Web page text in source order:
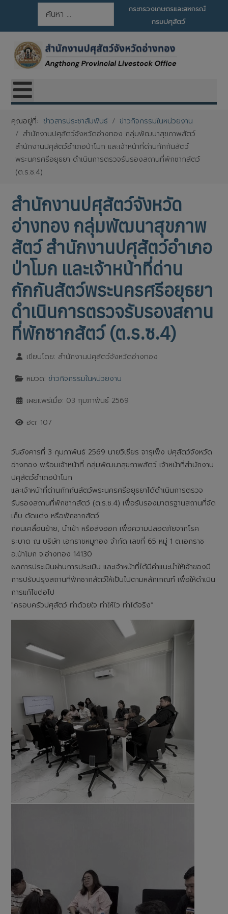
การค้นหา
กระทรวงเกษตรและสหกรณ์
กรมปศุสัตว์
คุณอยู่ที่: ข่าวสารประชาสัมพันธ์
ข่าวกิจกรรมในหน่วยงาน
สำนักงานปศุสัตว์จังหวัดอ่างทอง กลุ่มพัฒนาสุขภาพสัตว์
สำนักงานปศุสัตว์อำเภอป่าโมก และเจ้าหน้าที่ด่านกักกันสัตว์
พระนครศรีอยุธยา ดำเนินการตรวจรับรองสถานที่พักซากสัตว์
(ต.ร.ซ.4)
สำนักงานปศุสัตว์จังหวัด
อ่างทอง กลุ่มพัฒนาสุขภาพ
สัตว์ สำนักงานปศุสัตว์อำเภอ
ป่าโมก และเจ้าหน้าที่ด่าน
กักกันสัตว์พระนครศรีอยุธยา
ดำเนินการตรวจรับรองสถาน
ที่พักซากสัตว์ (ต.ร.ซ.4)
เขียนโดย: สำนักงานปศุสัตว์จังหวัดอ่างทอง
หมวด: ข่าวกิจกรรมในหน่วยงาน
เผยแพร่เมื่อ: 03 กุมภาพันธ์ 2569
ฮิต: 107
วันอังคารที่ 3 กุมภาพันธ์ 2569 นายวิเชียร จารุเพ็ง ปศุสัตว์จังหวัด
อ่างทอง พร้อมเจ้าหน้าที่ กลุ่มพัฒนาสุขภาพสัตว์ เจ้าหน้าที่สำนักงาน
ปศุสัตว์อำเภอป่าโมก
และเจ้าหน้าที่ด่านกักกันสัตว์พระนครศรีอยุธยาได้ดำเนินการตรวจ
รับรองสถานที่พักซากสัตว์ (ต.ร.ซ.4) เพื่อรับรองมาตรฐานสถานที่จัด
เก็บ ตัดแต่ง หรือพักซากสัตว์
ก่อนเคลื่อนย้าย, นำเข้า หรือส่งออก เพื่อความปลอดภัยจากโรค
ระบาด ณ บริษัท เอกราชหมูทอง จำกัด เลขที่ 65 หมู่ 1 ต.เอกราช
อ.ป่าโมก จ.อ่างทอง 14130
ผลการประเมินผ่านการประเมิน และเจ้าหน้าที่ได้มีคำแนะนำให้เจ้าของมี
การปรับปรุงสถานที่พักซากสัตว์ให้เป็นไปตามหลักเกณฑ์ เพื่อให้ดำเนิน
การแก้ไขต่อไป
"ครอบครัวปศุสัตว์ ทำด้วยใจ ทำให้ไว ทำได้จริง“